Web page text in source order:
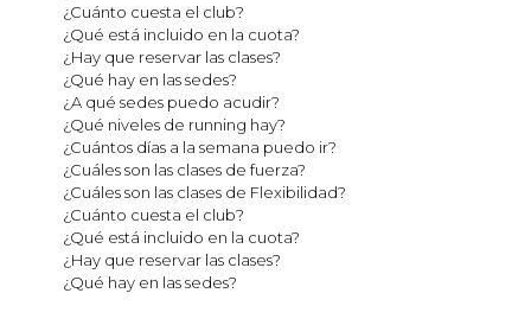
¿Cuánto cuesta el club?
¿Qué está incluido en la cuota?
¿Hay que reservar las clases?
¿Qué hay en las sedes?
¿A qué sedes puedo acudir?
¿Qué niveles de running hay?
¿Cuántos días a la semana puedo ir?
¿Cuáles son las clases de fuerza?
¿Cuáles son las clases de Flexibilidad?
¿Cuánto cuesta el club?
¿Qué está incluido en la cuota?
¿Hay que reservar las clases?
¿Qué hay en las sedes?